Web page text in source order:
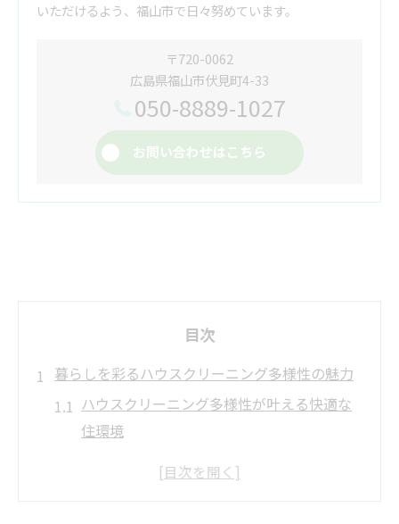
いただけるよう、福山市で日々努めています。
〒720-0062
広島県福山市伏見町4-33
050-8889-1027
お問い合わせはこちら
目次
暮らしを彩るハウスクリーニング多様性の魅力
ハウスクリーニング多様性が叶える快適な
住環境
多彩なハウスクリーニングサービスの特徴